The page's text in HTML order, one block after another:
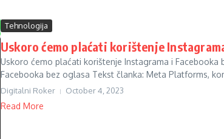
Tehnologija
Uskoro ćemo plaćati korištenje
Uskoro ćemo plaćati korištenje Instagrama i
Facebooka bez oglasa Tekst članka: Meta Platforms,
Digitalni Roker October 4, 2023
Read More